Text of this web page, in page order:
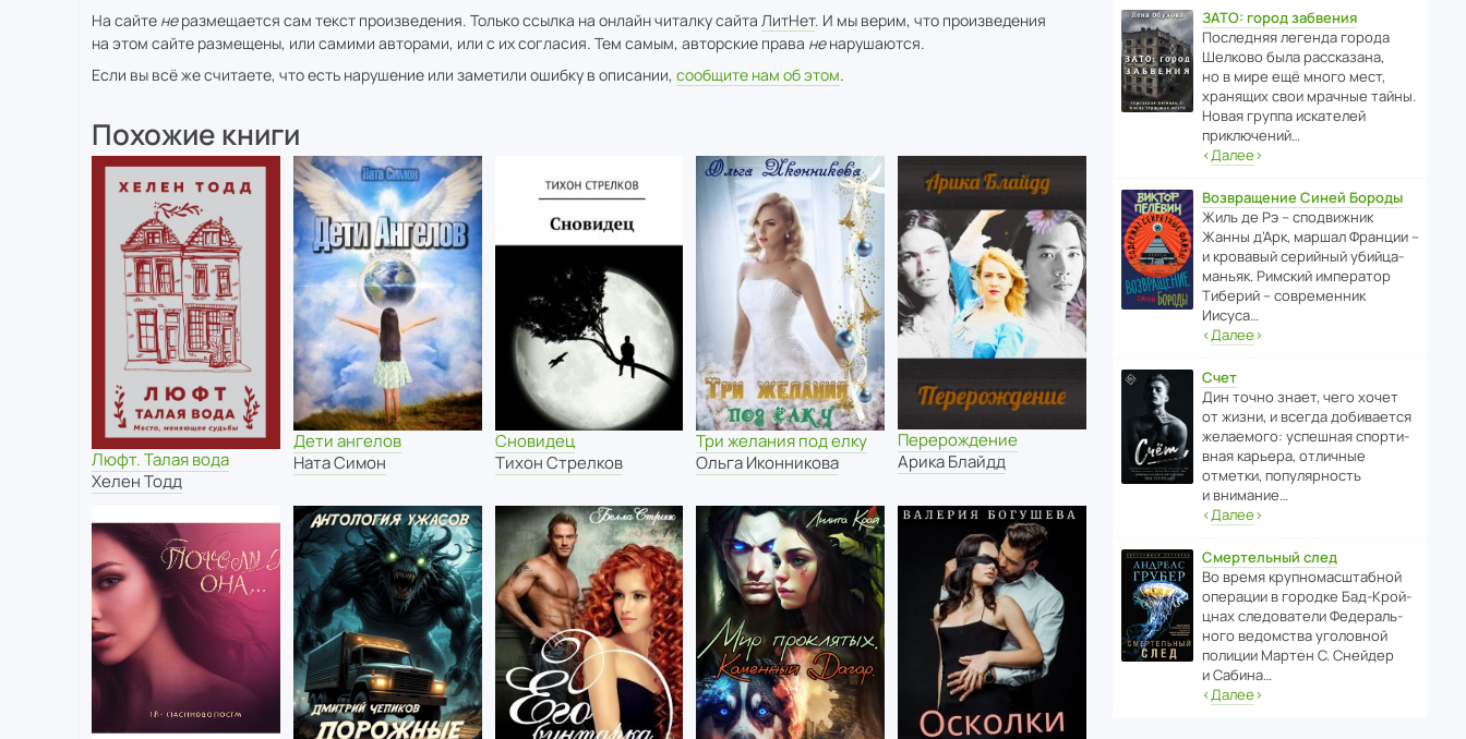
На сайте неразмещается сам текст произведения. Только ссылка на онлайн читалку сайта ЛитНет. И мы верим, что произведения
на этом сайте размещены, или самими авторами, или с их согласия. Тем самым, авторские права ненарушаются.
Если вы всё же считаете, что есть нарушение или заметили ошибку в описании, сообщите нам об этом.
Похожие книги
Люфт. Талая вода
Хелен Тодд
Дети ангелов
Ната Симон
Сновидец
Тихон Стрелков
Три желания под елку
Ольга Иконникова
Перерождение
Арика Блайдд
ЗАТО: город забвения
После­дняя легенда города
Шелково была расска­зана,
но в мире ещё много мест,
хранящих свои мрачные тайны.
Новая группа иска­телей
приключений…
‹Далее›
Возвращение Синей Бороды
Жиль де Рэ – спод­ви­жник
Жанны д’Арк, маршал Франции –
и кровавый серийный убийца-
маньяк. Римский импе­ратор
Тиберий – совре­менник
Иисуса…
‹Далее›
Счет
Дин точно знает, чего хочет
от жизни, и всегда доби­ва­ется
жела­е­мого: успе­шная спор­ти­
вная карьера, отли­чные
отметки, попу­ля­р­ность
и внимание…
‹Далее›
Смертельный след
Во время круп­но­мас­ш­та­бной
операции в городке Бад‑Крой­
цнах следо­ва­тели Феде­раль­
ного ведомства уголо­вной
полиции Мартен С. Снейдер
и Сабина…
‹Далее›